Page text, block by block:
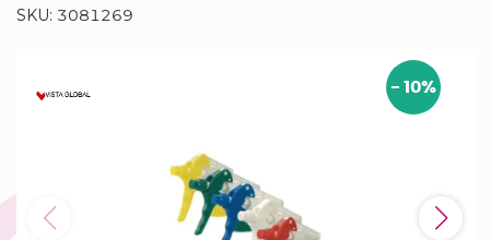
SKU: 3081269
- 10%